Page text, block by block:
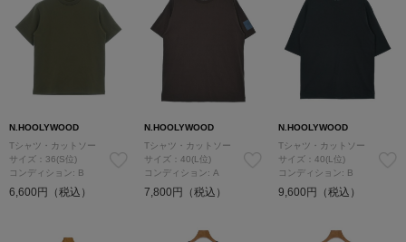
N.HOOLYWOOD
Tシャツ・カットソー
サイズ：36(S位)
コンディション: B
6,600円（税込）
N.HOOLYWOOD
Tシャツ・カットソー
サイズ：40(L位)
コンディション: A
7,800円（税込）
N.HOOLYWOOD
Tシャツ・カットソー
サイズ：40(L位)
コンディション: B
9,600円（税込）